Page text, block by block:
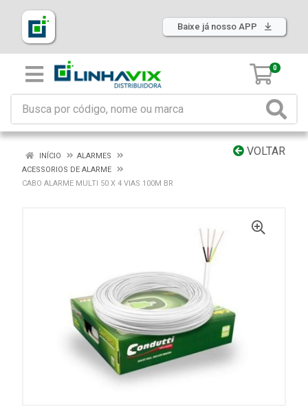
Baixe já nosso APP
0
VOLTAR
INÍCIO
ALARMES
ACESSORIOS DE ALARME
CABO ALARME MULTI 50 X 4 VIAS 100M BR